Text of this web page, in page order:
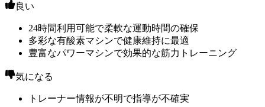
良い
24時間利用可能で柔軟な運動時間の確保
多彩な有酸素マシンで健康維持に最適
豊富なパワーマシンで効果的な筋力トレーニング
気になる
トレーナー情報が不明で指導が不確実